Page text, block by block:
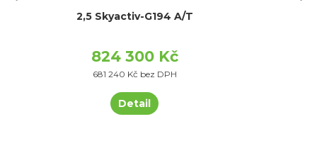
2,5 Skyactiv-G194 A/T
824 300 Kč
681 240 Kč bez DPH
Detail